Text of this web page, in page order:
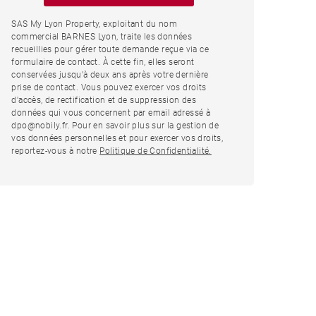
SAS My Lyon Property, exploitant du nom
commercial BARNES Lyon, traite les données
recueillies pour gérer toute demande reçue via ce
formulaire de contact. À cette fin, elles seront
conservées jusqu'à deux ans après votre dernière
prise de contact. Vous pouvez exercer vos droits
d'accès, de rectification et de suppression des
données qui vous concernent par email adressé à
dpo@nobily.fr. Pour en savoir plus sur la gestion de
vos données personnelles et pour exercer vos droits,
reportez-vous à notre Politique de Confidentialité.